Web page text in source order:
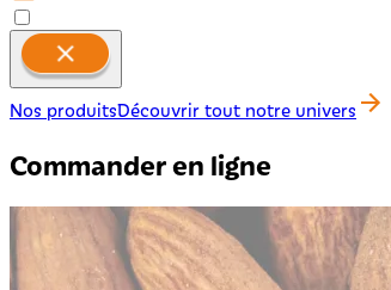
Nos produitsDécouvrir tout notre univers
Commander en ligne